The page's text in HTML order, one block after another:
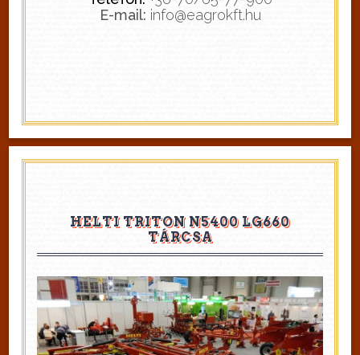
E-mail: info@eagrokft.hu
HELTI TRITON N5400 LG660
TÁRCSA